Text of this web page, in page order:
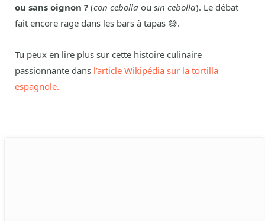
ou sans oignon ? (con cebolla ou sin cebolla). Le débat
fait encore rage dans les bars à tapas 😅.
Tu peux en lire plus sur cette histoire culinaire
passionnante dans l’article Wikipédia sur la tortilla
espagnole.